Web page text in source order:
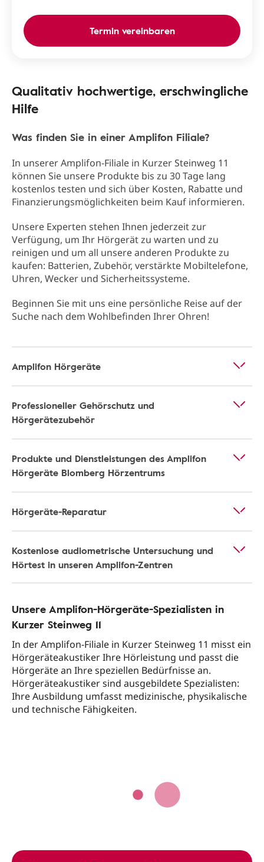
Termin vereinbaren
Qualitativ hochwertige, erschwingliche
Hilfe
Was finden Sie in einer Amplifon Filiale?
In unserer Amplifon-Filiale in Kurzer Steinweg 11
können Sie unsere Produkte bis zu 30 Tage lang
kostenlos testen und sich über Kosten, Rabatte und
Finanzierungsmöglichkeiten beim Kauf informieren.
Unsere Experten stehen Ihnen jederzeit zur
Verfügung, um Ihr Hörgerät zu warten und zu
reinigen und um all unsere anderen Produkte zu
kaufen: Batterien, Zubehör, verstärkte Mobiltelefone,
Uhren, Wecker und Sicherheitssysteme.
Beginnen Sie mit uns eine persönliche Reise auf der
Suche nach dem Wohlbefinden Ihrer Ohren!
Amplifon Hörgeräte
Professioneller Gehörschutz und
Hörgerätezubehör
Produkte und Dienstleistungen des Amplifon
Hörgeräte Blomberg Hörzentrums
Hörgeräte-Reparatur
Kostenlose audiometrische Untersuchung und
Hörtest in unseren Amplifon-Zentren
Unsere Amplifon-Hörgeräte-Spezialisten in
Kurzer Steinweg 11
In der Amplifon-Filiale in Kurzer Steinweg 11 misst ein
Hörgeräteakustiker Ihre Hörleistung und passt die
Hörgeräte an Ihre speziellen Bedürfnisse an.
Hörgeräteakustiker sind ausgebildete Spezialisten:
Ihre Ausbildung umfasst medizinische, physikalische
und technische Fähigkeiten.